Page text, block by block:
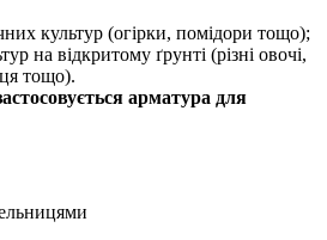
культур (огірки, помідори тощо);
на відкритому ґрунті (різні овочі,
тощо).
арматура для